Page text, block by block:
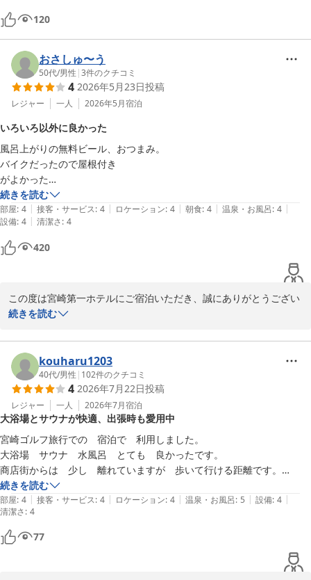
宮崎第一ホテル
2026-06-01
120
おさしゅ〜う
50代/男性 |3件のクチコミ
4 2026年5月23日投稿
レジャー 一人 2026年5月宿泊
いろいろ以外に良かった
風呂上がりの無料ビール、おつまみ。
バイクだったので屋根付き
がよかった
充電バイクの出川や野球選手のサインもあった
続きを読む
部屋: 4 | 接客・サービス: 4 | ロケーション: 4 | 朝食: 4 | 温泉・お風呂: 4 |
設備: 4 | 清潔さ: 4
420
この度は宮崎第一ホテルにご宿泊いただき、誠にありがとうござい
ました。
ご滞在をお楽しみいただけたご様子を、大変嬉しく拝見いたしまし
た。
湯上がりサービスやおつまみ、またバイクでお越しのお客様向けの
屋根付きスペースにつきましても、ご満足いただけたようで何より
でございます。
館内のサインなども楽しんでご覧いただけたご様子を嬉しく存じま
す。
これからも皆様に快適にお過ごしいただけるホテルを目指して努め
てまいります。
ぜひまた機会がございましたら、ご利用くださいませ。
続きを読む
kouharu1203
40代/男性 | 102件のクチコミ
4 2026年7月22日投稿
レジャー 一人 2026年7月宿泊
大浴場とサウナが快適、出張時も愛用中
宮崎ゴルフ旅行での　宿泊で　利用しました。
大浴場　サウナ　水風呂　とても　良かったです。
商店街からは　少し　離れていますが　歩いて行ける距離です。
出張の時も　いつも利用しています。
駐車場が　満車のときが　少し困りますが　近くのコインパーキング
続きを読む
部屋: 4 | 接客・サービス: 4 | ロケーション: 4 | 温泉・お風呂: 5 | 設備: 4 |
清潔さ: 4
77